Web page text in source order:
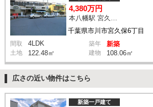
千葉県市川市宮久保6丁目
4,380万円
間取 4LDK 築年 新築
土地 122.48㎡ 建物 108.06㎡
広さの近い物件はこちら
新築一戸建て